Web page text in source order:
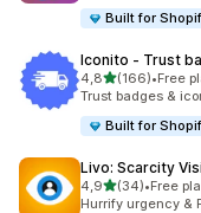
Built for
Iconito ‑ Trust
4,85 yıldız
(166)
toplam 166•Free
Trust badges &
Built for
Livo: Scarcity
4,95 yıldız
(34)
toplam 34•Free
Hurrify urgency &